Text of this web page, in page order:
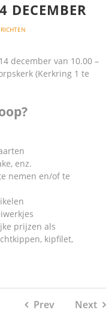
DECEMBER
december van 10.00 –
(Kerkring 1 te
enz.
nemen en/of te
prijzen als
kipfilet,
Prev Next